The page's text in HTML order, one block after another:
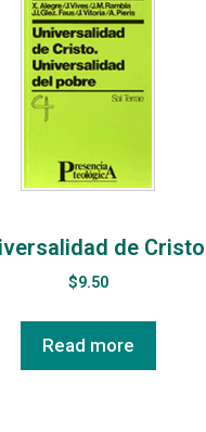
de Cristo
$9.50
Read more